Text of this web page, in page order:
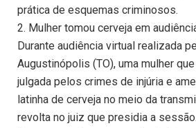
prática de esquemas criminosos.
2. Mulher tomou cerveja em
Durante audiência virtual realizada
Augustinópolis (TO), uma mulher
julgada pelos crimes de injúria e
latinha de cerveja no meio da
revolta no juiz que presidia a sessão.